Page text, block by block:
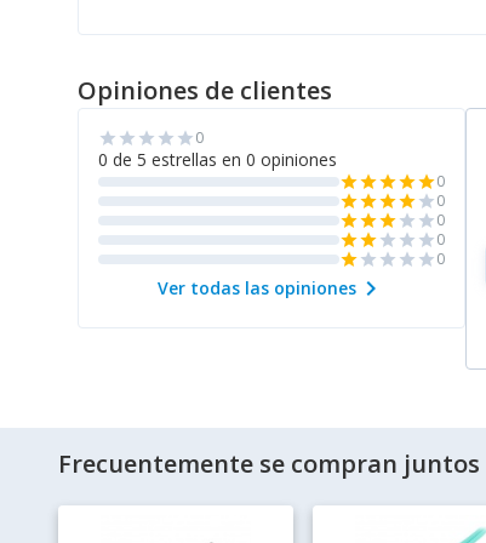
Opiniones de clientes
star star star star star0
0 de 5 estrellas en 0 opiniones
starstarstarstarstar0
starstarstarstarstar0
starstarstarstar star0
starstarstar star star0
starstar star star star0
Ver todas las opinioneschevron_right
Frecuentemente se compran juntos